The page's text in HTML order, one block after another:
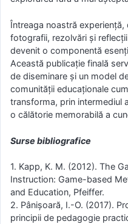
Întreaga noastră
fotografii, rezolvări și
devenit o componentă
Această publicație finală
de diseminare și un model
comunității educaționale
transforma, prin intermediul
o călătorie memorabilă a
Surse bibliografice
1. Kapp, K. M. (2012). The
Instruction: Game-based
and Education, Pfeiffer.
2. Pânișoară, I.-O. (2017).
principii de pedagogie